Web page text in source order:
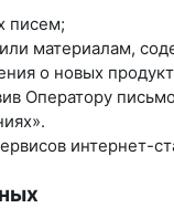
писем;
материалам,
о новых
Оператору
интернет-